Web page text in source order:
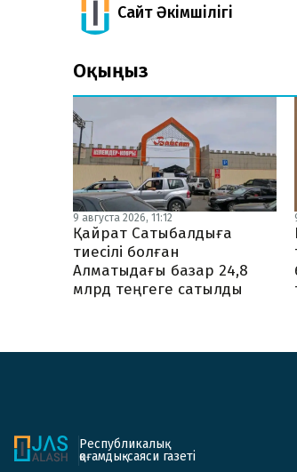
Сайт Әкімшілігі
Оқыңыз
9 августа 2026, 11:12
Қайрат Сатыбалдыға
тиесілі болған
Алматыдағы базар 24,8
млрд теңгеге сатылды
Республикалық
қоғамдық-саяси газеті